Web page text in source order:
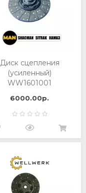
Диск сцепления
(усиленный)
WW1601001
6000.00р.